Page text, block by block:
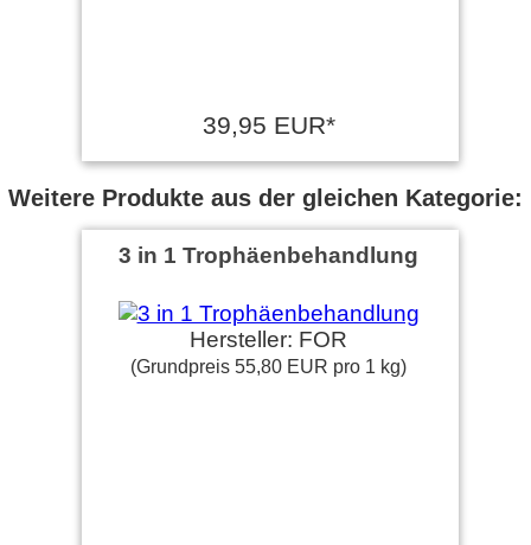
39,95 EUR*
Weitere Produkte aus der gleichen Kategorie:
3 in 1 Trophäenbehandlung
Hersteller: FOR
(Grundpreis 55,80 EUR pro 1 kg)